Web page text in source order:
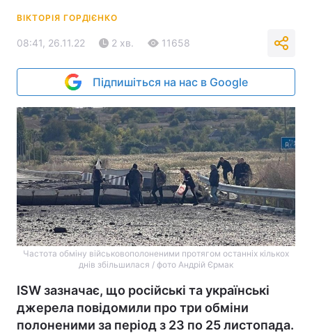
ВІКТОРІЯ ГОРДІЄНКО
08:41, 26.11.22 2 хв. 11658
Підпишіться на нас в Google
Частота обміну військовополоненими протягом останніх кількох
днів збільшилася / фото Андрій Єрмак
ISW зазначає, що російські та українські
джерела повідомили про три обміни
полоненими за період з 23 по 25 листопада.